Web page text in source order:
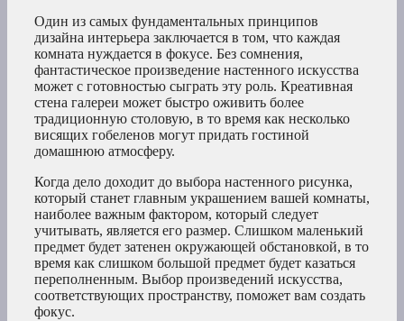
Один из самых фундаментальных принципов
дизайна интерьера заключается в том, что каждая
комната нуждается в фокусе. Без сомнения,
фантастическое произведение настенного искусства
может с готовностью сыграть эту роль. Креативная
стена галереи может быстро оживить более
традиционную столовую, в то время как несколько
висящих гобеленов могут придать гостиной
домашнюю атмосферу.
Когда дело доходит до выбора настенного рисунка,
который станет главным украшением вашей комнаты,
наиболее важным фактором, который следует
учитывать, является его размер. Слишком маленький
предмет будет затенен окружающей обстановкой, в то
время как слишком большой предмет будет казаться
переполненным. Выбор произведений искусства,
соответствующих пространству, поможет вам создать
фокус.